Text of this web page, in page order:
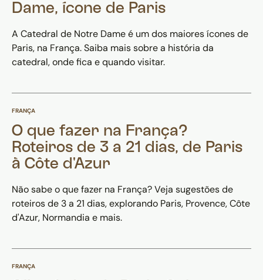
Dame, ícone de Paris
A Catedral de Notre Dame é um dos maiores ícones de
Paris, na França. Saiba mais sobre a história da
catedral, onde fica e quando visitar.
FRANÇA
O que fazer na França?
Roteiros de 3 a 21 dias, de Paris
à Côte d'Azur
Não sabe o que fazer na França? Veja sugestões de
roteiros de 3 a 21 dias, explorando Paris, Provence, Côte
d'Azur, Normandia e mais.
FRANÇA